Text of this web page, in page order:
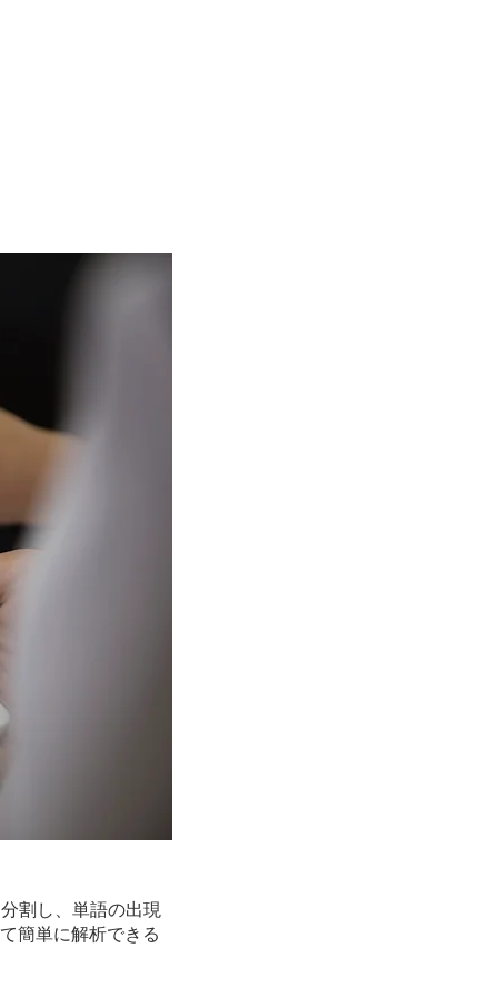
割し、単語の出現
簡単に解析できる